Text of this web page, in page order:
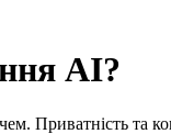
AI?
Приватність та